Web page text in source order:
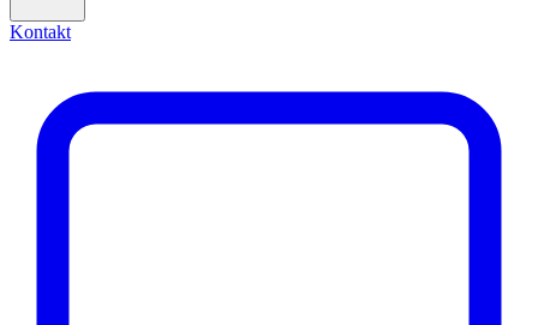
Kontakt